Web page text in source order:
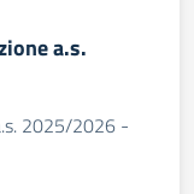
a.s.
2025/2026 -